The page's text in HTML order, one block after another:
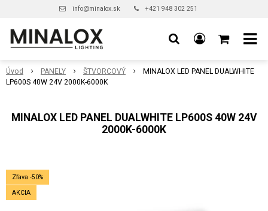
info@minalox.sk +421 948 302 251
Úvod PANELY ŠTVORCOVÝ
MINALOX LED PANEL DUALWHITE
LP600S 40W 24V 2000K-6000K
MINALOX LED PANEL DUALWHITE LP600S 40W 24V
2000K-6000K
Zľava -50%
AKCIA